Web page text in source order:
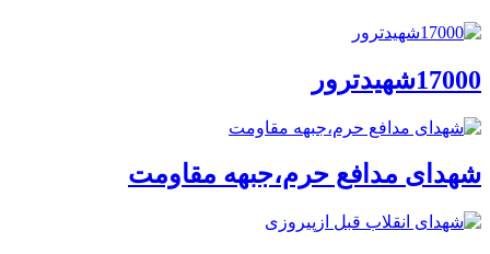
17000شهیدترور
شهدای مدافع حرم،جبهه مقاومت